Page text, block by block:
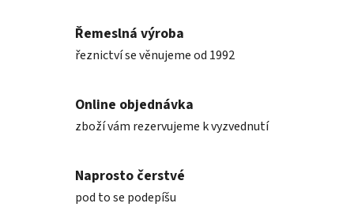
Řemeslná výroba
řeznictví se věnujeme od 1992
Online objednávka
zboží vám rezervujeme k vyzvednutí
Naprosto čerstvé
pod to se podepíšu